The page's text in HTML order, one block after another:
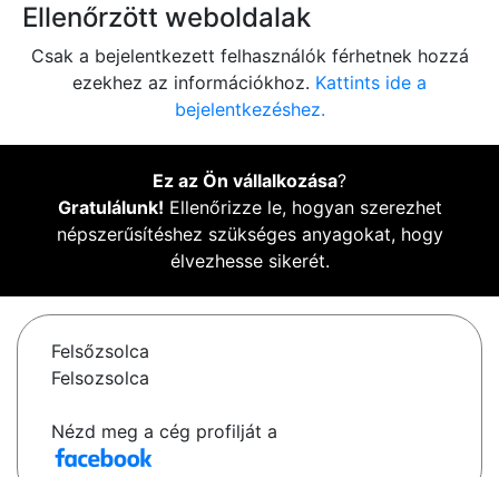
Ellenőrzött weboldalak
Csak a bejelentkezett felhasználók férhetnek hozzá
ezekhez az információkhoz. Kattints ide a
bejelentkezéshez.
Ez az Ön vállalkozása?
Gratulálunk! Ellenőrizze le, hogyan szerezhet
népszerűsítéshez szükséges anyagokat, hogy
élvezhesse sikerét.
Felsőzsolca
Felsozsolca
Nézd meg a cég profilját a